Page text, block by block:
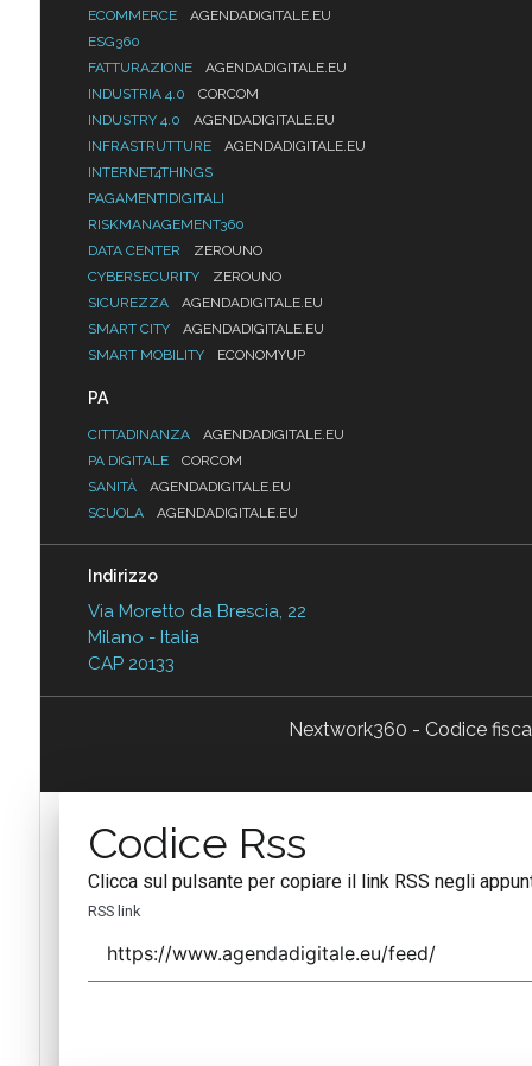
ECOMMERCE
AGENDADIGITALE.EU
ESG360
FATTURAZIONE
AGENDADIGITALE.EU
INDUSTRIA 4.0
CORCOM
INDUSTRY 4.0
AGENDADIGITALE.EU
INFRASTRUTTURE
AGENDADIGITALE.EU
INTERNET4THINGS
PAGAMENTIDIGITALI
RISKMANAGEMENT360
DATA CENTER
ZEROUNO
CYBERSECURITY
ZEROUNO
SICUREZZA
AGENDADIGITALE.EU
SMART CITY
AGENDADIGITALE.EU
SMART MOBILITY
ECONOMYUP
PA
CITTADINANZA
AGENDADIGITALE.EU
PA DIGITALE
CORCOM
SANITÀ
AGENDADIGITALE.EU
SCUOLA
AGENDADIGITALE.EU
Indirizzo
Via Moretto da Brescia, 22
Milano - Italia
CAP 20133
Nextwork360 - Codice
Codice Rss
Clicca sul pulsante per copiare il link RSS negli
RSS link